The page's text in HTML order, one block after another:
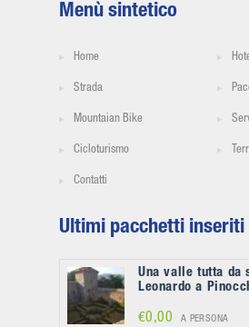
Menù sintetico
Home
Strada
Mountaian Bike
Cicloturismo
Contatti
Ultimi pacchetti inseriti
Una valle tutta da
Leonardo a
€0,00 A PERSONA